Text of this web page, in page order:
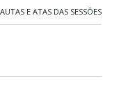
E ATAS DAS SESSÕES